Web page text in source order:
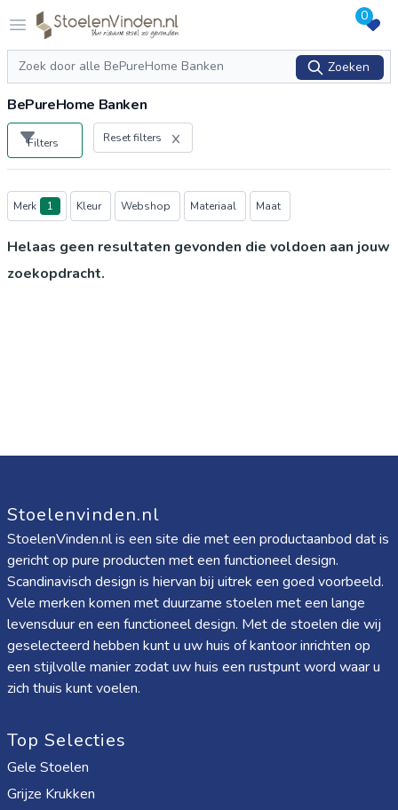
Open menu
Logo stoelenvinden.nl 0
Zoeken
Zoeken
BePureHome Banken
Filters Reset filters
Producten
Merk 1 Kleur Webshop Materiaal Maat
Helaas geen resultaten gevonden die voldoen aan jouw
zoekopdracht.
Stoelenvinden.nl
StoelenVinden.nl is een site die met een productaanbod dat is
gericht op pure producten met een functioneel design.
Scandinavisch design is hiervan bij uitrek een goed voorbeeld.
Vele merken komen met duurzame stoelen met een lange
levensduur en een functioneel design. Met de stoelen die wij
geselecteerd hebben kunt u uw huis of kantoor inrichten op
een stijlvolle manier zodat uw huis een rustpunt word waar u
zich thuis kunt voelen.
Top Selecties
Gele Stoelen
Grijze Krukken